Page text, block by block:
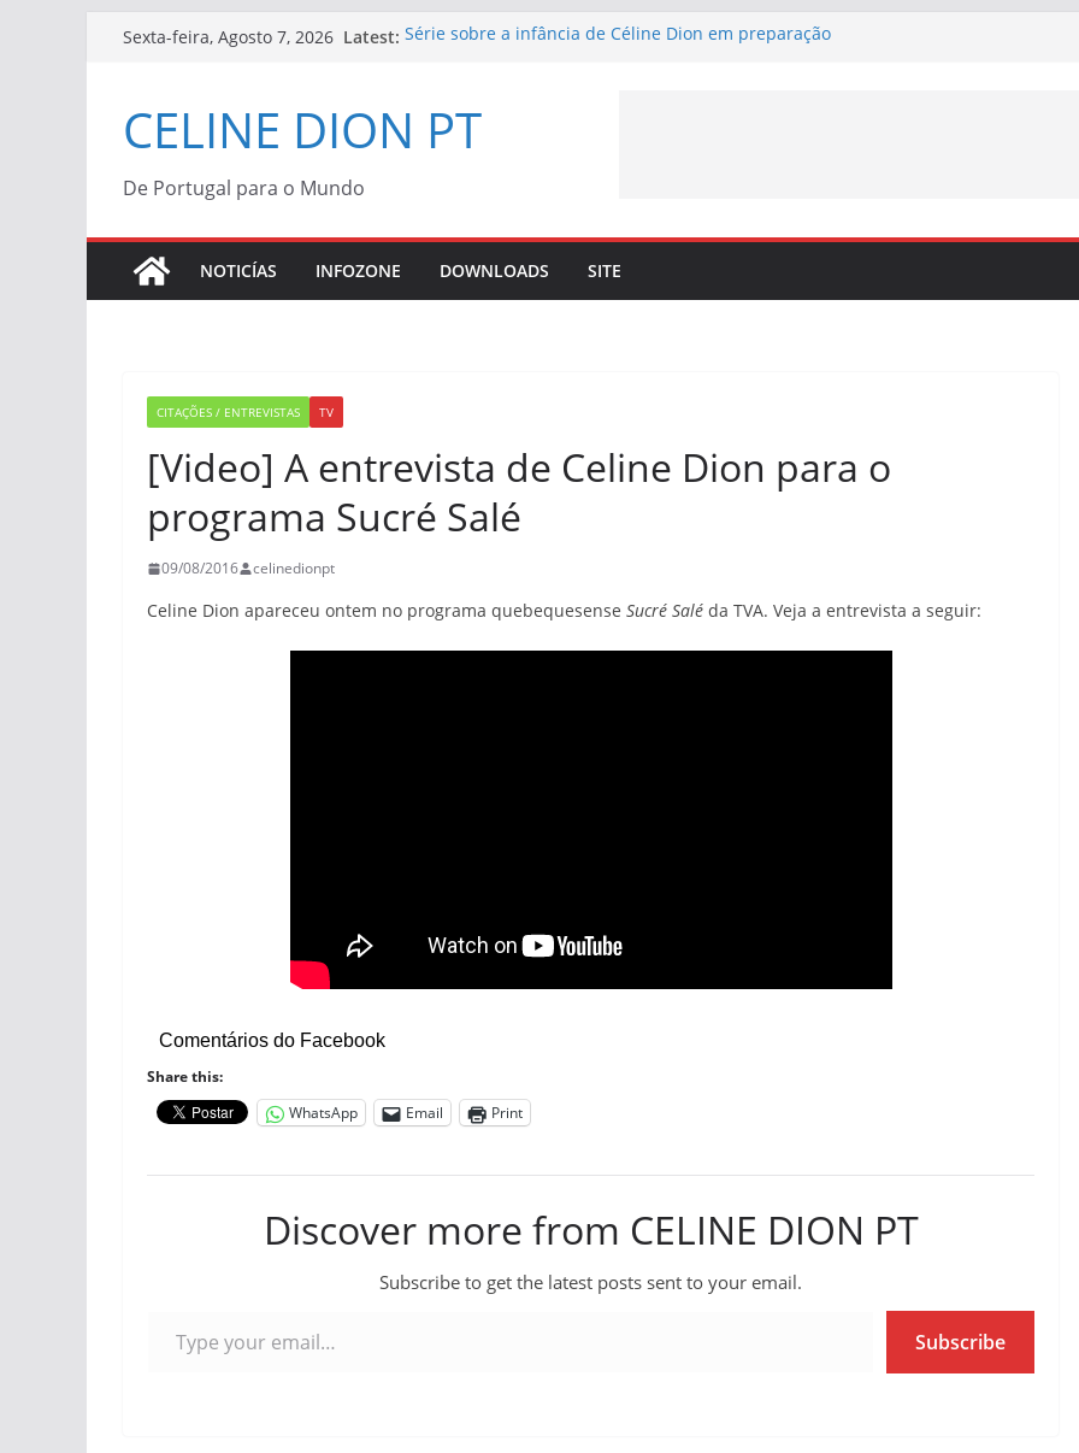
Sexta-feira, Agosto 7, 2026 Latest: Série sobre a infância de Céline Dion em preparação
Céline Dion confirma lançamento de nova canção –
“Bonjour, Pardon, Merci” – a 3 de julho
CELINE DION PT
De Portugal para o Mundo
NOTICÍAS INFOZONE DOWNLOADS SITE
CITAÇÕES / ENTREVISTAS TV
[Video] A entrevista de Celine Dion para o
programa Sucré Salé
09/08/2016 celinedionpt
Celine Dion apareceu ontem no programa quebequesense Sucré Salé da TVA. Veja a entrevista a seguir:
Comentários do Facebook
Share this:
WhatsApp
Email Print
Discover more from CELINE DION PT
Subscribe to get the latest posts sent to your email.
Subscribe